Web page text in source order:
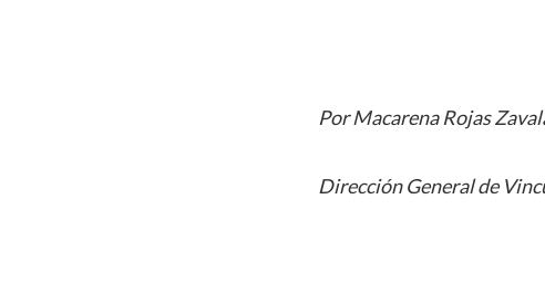
Por Macarena Rojas
Dirección General de